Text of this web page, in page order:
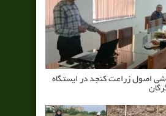
اصول زراعت کنجد در ایستگاه